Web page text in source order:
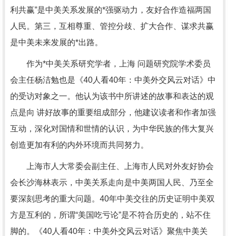
利共赢”是中美关系发展的*强驱动力，友好合作造福两国
人民。第三，互相尊重、管控分歧、扩大合作、谋求共赢
是中美未来发展的*出路。
作为*中美关系研究学者，上海 问题研究院学术委员
会主任杨洁勉也是《40人看40年：中美外交风云对话》中
的受访对象之一。他认为该书中所讲述的故事和表达的观
点是向 讲好故事的重要组成部分，他建议读者和作者加强
互动，深化对国情和世情的认识，为中华民族的伟大复兴
创造更加有利的内外环境而共同努力。
上海市人大常委会副主任、上海市人民对外友好协会
会长沙海林表示，中美关系走向是中美两国人民、乃至全
要深刻思考的重大问题。40年中美交往的历史证明中美双
方是互利的，所谓“美国吃亏论”是不符合历史的，站不住
脚的。《40人看40年：中美外交风云对话》聚焦中美关